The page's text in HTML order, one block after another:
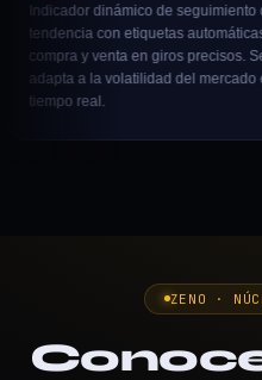
dinámico de seguimiento de
con etiquetas automáticas de
y venta en giros precisos. Se
a la volatilidad del mercado en
ZENO ·